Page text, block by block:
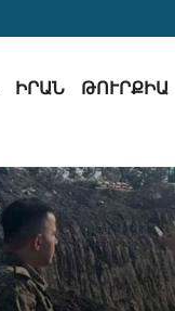
ԻՐԱՆ ԹՈՒՐՔԻԱ